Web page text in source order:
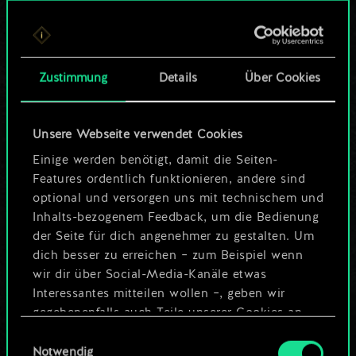
Zustimmung Details Über Cookies
Unsere Webseite verwendet Cookies
Einige werden benötigt, damit die Seiten-
Features ordentlich funktionieren, andere sind
optional und versorgen uns mit technischem und
Inhalts-bezogenem Feedback, um die Bedienung
der Seite für dich angenehmer zu gestalten. Um
dich besser zu erreichen – zum Beispiel wenn
wir dir über Social-Media-Kanäle etwas
Interessantes mitteilen wollen –, geben wir
gegebenenfalls auch Teile unserer Cookies an
Cookies erfordert allerdings deine Zustimmung.
Notwendig
Bis jetzt ist dies nur
ein geteilter Satz
Karten.
Wo es doch so viel
mehr sein kann!
Deck benennen und Leitfaden
Deck bearbeiten